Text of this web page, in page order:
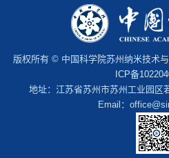
版权所有 © 中国科学院苏州纳米技术
ICP备
地址：江苏省苏州市苏州工业园
Email：